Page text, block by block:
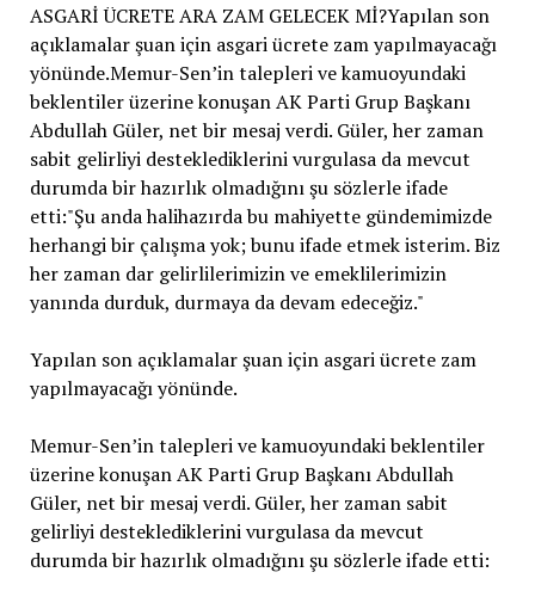
ASGARİ ÜCRETE ARA ZAM GELECEK Mİ?Yapılan son
açıklamalar şuan için asgari ücrete zam yapılmayacağı
yönünde.Memur-Sen’in talepleri ve kamuoyundaki
beklentiler üzerine konuşan AK Parti Grup Başkanı
Abdullah Güler, net bir mesaj verdi. Güler, her zaman
sabit gelirliyi desteklediklerini vurgulasa da mevcut
durumda bir hazırlık olmadığını şu sözlerle ifade
etti:"Şu anda halihazırda bu mahiyette gündemimizde
herhangi bir çalışma yok; bunu ifade etmek isterim. Biz
her zaman dar gelirlilerimizin ve emeklilerimizin
yanında durduk, durmaya da devam edeceğiz."
Yapılan son açıklamalar şuan için asgari ücrete zam
yapılmayacağı yönünde.
Memur-Sen’in talepleri ve kamuoyundaki beklentiler
üzerine konuşan AK Parti Grup Başkanı Abdullah
Güler, net bir mesaj verdi. Güler, her zaman sabit
gelirliyi desteklediklerini vurgulasa da mevcut
durumda bir hazırlık olmadığını şu sözlerle ifade etti: